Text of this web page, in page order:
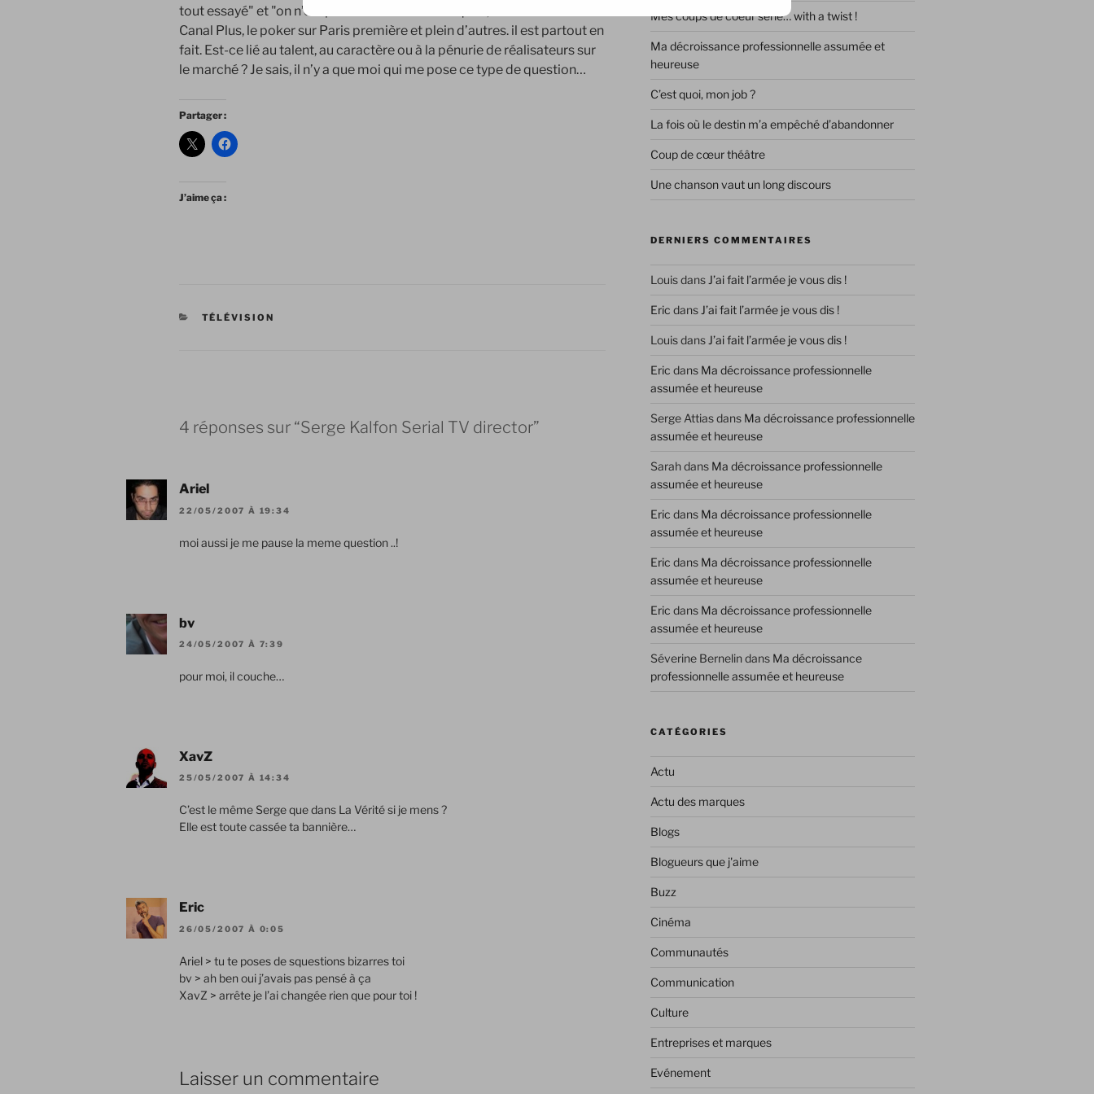
tout essayé" et "on n’est pas couchés" avec Ruquier, "La Matinale" de
Canal Plus, le poker sur Paris première et plein d’autres. il est partout en
fait. Est-ce lié au talent, au caractère ou à la pénurie de réalisateurs sur
le marché ? Je sais, il n’y a que moi qui me pose ce type de question…
Partager :
J’aime ça :
CATÉGORIES
TÉLÉVISION
4 réponses sur “Serge Kalfon Serial TV director”
Ariel
22/05/2007 À 19:34
moi aussi je me pause la meme question ..!
bv
24/05/2007 À 7:39
pour moi, il couche…
XavZ
25/05/2007 À 14:34
C’est le même Serge que dans La Vérité si je mens ?
Elle est toute cassée ta bannière…
Eric
26/05/2007 À 0:05
Ariel > tu te poses de squestions bizarres toi
bv > ah ben oui j’avais pas pensé à ça
XavZ > arrête je l’ai changée rien que pour toi !
Laisser un commentaire
Mes coups de coeur série… with a twist !
Ma décroissance professionnelle assumée et
heureuse
C’est quoi, mon job ?
La fois où le destin m’a empêché d’abandonner
Coup de cœur théâtre
Une chanson vaut un long discours
DERNIERS COMMENTAIRES
Louisdans J’ai fait l’armée je vous dis !
Eric dans J’ai fait l’armée je vous dis !
Louisdans J’ai fait l’armée je vous dis !
Eric dans Ma décroissance professionnelle
assumée et heureuse
Serge Attiasdans Ma décroissance professionnelle
assumée et heureuse
Sarahdans Ma décroissance professionnelle
assumée et heureuse
Eric dans Ma décroissance professionnelle
assumée et heureuse
Eric dans Ma décroissance professionnelle
assumée et heureuse
Eric dans Ma décroissance professionnelle
assumée et heureuse
Séverine Bernelindans Ma décroissance
professionnelle assumée et heureuse
CATÉGORIES
Actu
Actu des marques
Blogs
Blogueurs que j'aime
Buzz
Cinéma
Communautés
Communication
Culture
Entreprises et marques
Evénement